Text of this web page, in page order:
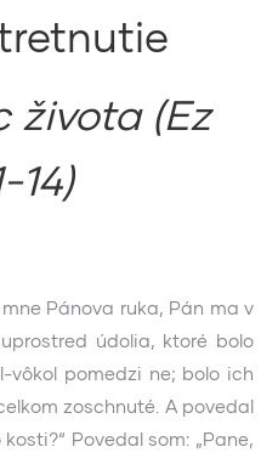
života (Ez
14)
Pánova ruka, Pán ma v
údolia, ktoré bolo
vôkol pomedzi ne; bolo ich
zoschnuté. A povedal
Povedal som: „Pane,